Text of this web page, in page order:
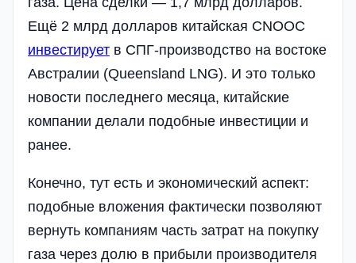
Ещё 2 млрд долларов китайская CNOOC
инвестирует в СПГ-производство на востоке
Австралии (Queensland LNG). И это только
новости последнего месяца, китайские
компании делали подобные инвестиции и
ранее.
Конечно, тут есть и экономический аспект:
подобные вложения фактически позволяют
вернуть компаниям часть затрат на покупку
газа через долю в прибыли производителя